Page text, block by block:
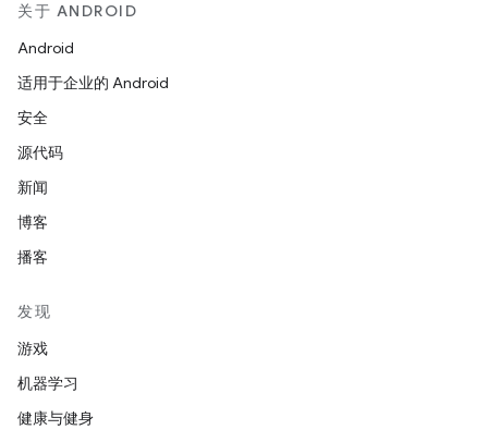
关于 ANDROID
Android
适用于企业的 Android
安全
源代码
新闻
博客
播客
发现
游戏
机器学习
健康与健身